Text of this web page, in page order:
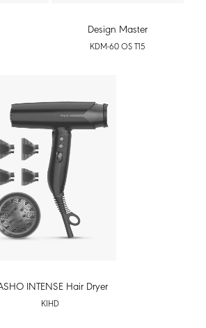
Design Master
KDM-60 OS T15
INTENSE Hair Dryer
KIHD